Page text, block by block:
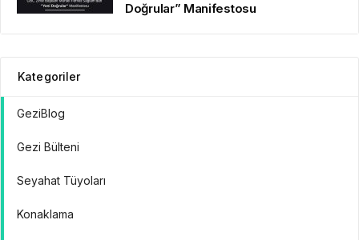
Doğrular” Manifestosu
Kategoriler
GeziBlog
Gezi Bülteni
Seyahat Tüyoları
Konaklama